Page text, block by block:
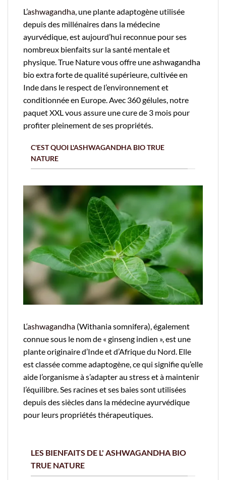
L’ashwagandha, une plante adaptogène utilisée
depuis des millénaires dans la médecine
ayurvédique, est aujourd’hui reconnue pour ses
nombreux bienfaits sur la santé mentale et
physique. True Nature vous offre une ashwagandha
bio extra forte de qualité supérieure, cultivée en
Inde dans le respect de l’environnement et
conditionnée en Europe. Avec 360 gélules, notre
paquet XXL vous assure une cure de 3 mois pour
profiter pleinement de ses propriétés.
C'EST QUOI L'ASHWAGANDHA BIO TRUE
NATURE
L‘ashwagandha (Withania somnifera), également
connue sous le nom de « ginseng indien », est une
plante originaire d’Inde et d’Afrique du Nord. Elle
est classée comme adaptogène, ce qui signifie qu’elle
aide l’organisme à s’adapter au stress et à maintenir
l’équilibre. Ses racines et ses baies sont utilisées
depuis des siècles dans la médecine ayurvédique
pour leurs propriétés thérapeutiques.
LES BIENFAITS DE L' ASHWAGANDHA BIO
TRUE NATURE